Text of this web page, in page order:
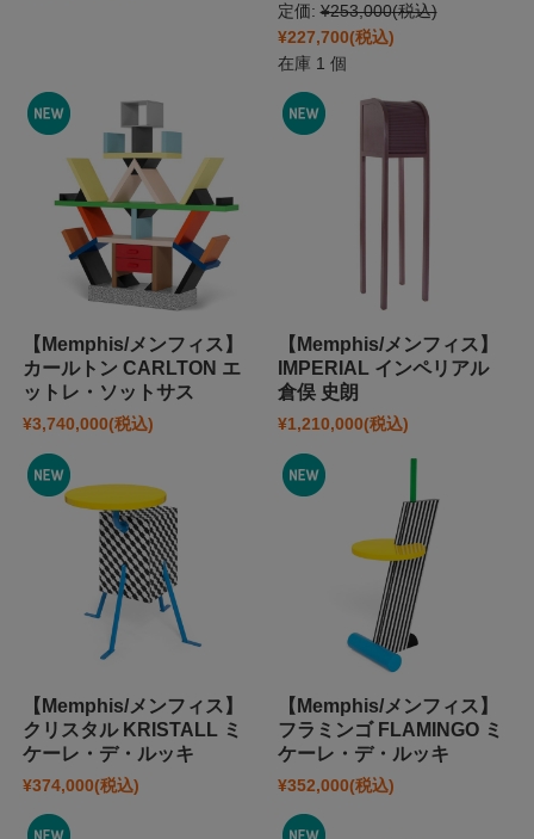
定価: ¥253,000(税込)
¥227,700(税込)
在庫 1 個
【Memphis/メンフィス】
カールトン CARLTON エ
ットレ・ソットサス
¥3,740,000(税込)
【Memphis/メンフィス】
IMPERIAL インペリアル
倉俣 史朗
¥1,210,000(税込)
【Memphis/メンフィス】
クリスタル KRISTALL ミ
ケーレ・デ・ルッキ
¥374,000(税込)
【Memphis/メンフィス】
フラミンゴ FLAMINGO ミ
ケーレ・デ・ルッキ
¥352,000(税込)